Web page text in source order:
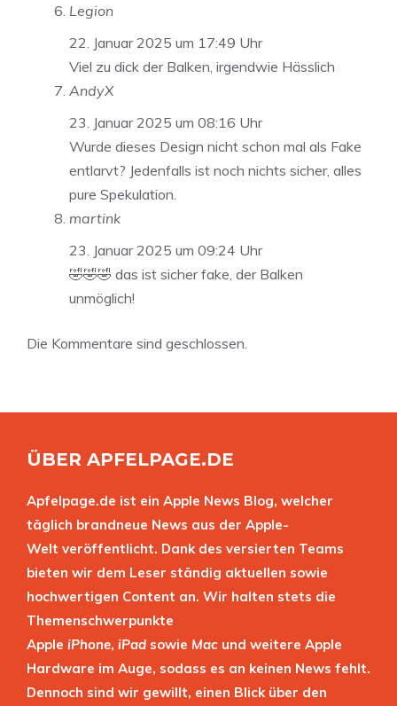
Legion
22. Januar 2025 um 17:49 Uhr
Viel zu dick der Balken, irgendwie Hässlich
AndyX
23. Januar 2025 um 08:16 Uhr
Wurde dieses Design nicht schon mal als Fake
entlarvt? Jedenfalls ist noch nichts sicher, alles
pure Spekulation.
martink
23. Januar 2025 um 09:24 Uhr
🤣🤣🤣 das ist sicher fake, der Balken
unmöglich!
Die Kommentare sind geschlossen.
ÜBER APFELPAGE.DE
Apfelpage.de ist ein Apple News Blog, welcher
täglich brandneue News aus der Apple-
Welt veröffentlicht. Dank des versierten Teams
bieten wir dem Leser ständig aktuellen sowie
hochwertigen Content an. Wir halten stets die
Themenschwerpunkte
Apple iPhone, iPad sowie Mac und weitere Apple
Hardware im Auge, sodass es an keinen News fehlt.
Dennoch sind wir gewillt, einen Blick über den